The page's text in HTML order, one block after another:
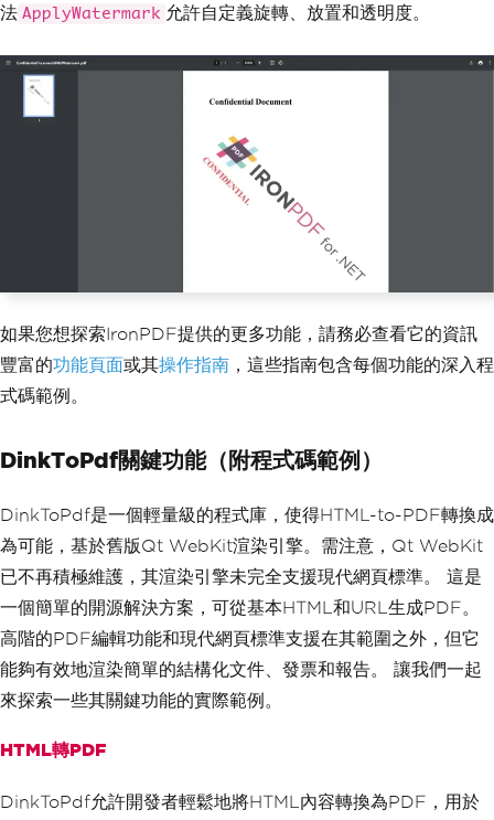
        pdf
.SaveAs("ConfidentialDocume
法 ApplyWatermark 允許自定義旋轉、放置和透明度。
如果您想探索IronPDF提供的更多功能，請務必查看它的資訊
豐富的功能頁面或其操作指南 ，這些指南包含每個功能的深入程
式碼範例。
DinkToPdf關鍵功能（附程式碼範例）
DinkToPdf是一個輕量級的程式庫，使得HTML-to-PDF轉換成
為可能，基於舊版Qt WebKit渲染引擎。需注意，Qt WebKit
已不再積極維護，其渲染引擎未完全支援現代網頁標準。 這是
一個簡單的開源解決方案，可從基本HTML和URL生成PDF。
高階的PDF編輯功能和現代網頁標準支援在其範圍之外，但它
能夠有效地渲染簡單的結構化文件、發票和報告。 讓我們一起
來探索一些其關鍵功能的實際範例。
HTML轉PDF
DinkToPdf允許開發者輕鬆地將HTML內容轉換為PDF，用於